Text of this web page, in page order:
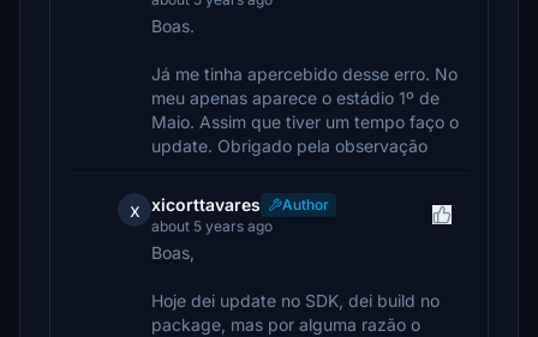
Boas.
Já me tinha apercebido desse erro. No
meu apenas aparece o estádio 1º de
Maio. Assim que tiver um tempo faço o
update. Obrigado pela observação
x xicorttavares
Author
about 5 years ago
Boas,
Hoje dei update no SDK, dei build no
package, mas por alguma razão o